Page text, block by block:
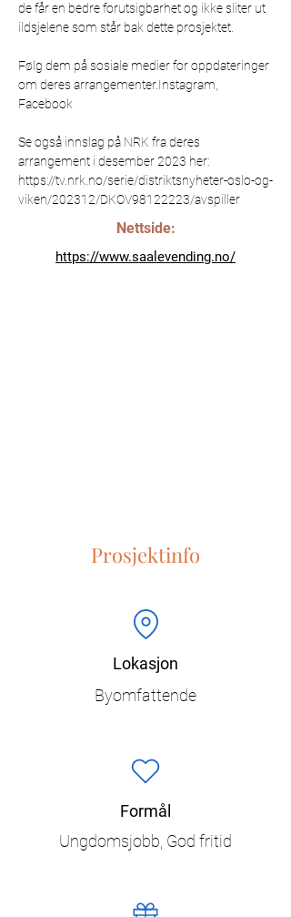
de får en bedre forutsigbarhet og ikke sliter ut
ildsjelene som står bak dette prosjektet.
Følg dem på sosiale medier for oppdateringer
om deres arrangementer.﻿Instagram
Facebook
Se også innslag på NRK fra deres
﻿arrangement i desember 2023 her:
https://tv.nrk.no/serie/distriktsnyheter-oslo-og-
viken/202312/DKOV98122223/avspiller
Nettside:
https://www.saalevending.no/
Prosjektinfo
Lokasjon
Byomfattende
Formål
Ungdomsjobb, God fritid